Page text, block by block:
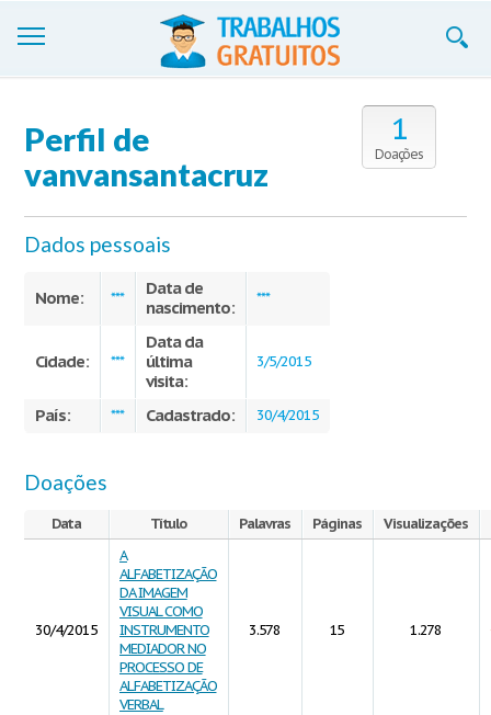
Cadastre-se
Blog
Contate-nos
1
Doações
Perfil de
vanvansantacruz
Dados pessoais
Nome: ***
Data de
nascimento:
***
Cidade: ***
Data da
última
visita:
3/5/2015
País: *** Cadastrado: 30/4/2015
Doações
Data Título Palavras Páginas Visualizações
30/4/2015
A
ALFABETIZAÇÃO
DA IMAGEM
VISUAL COMO
INSTRUMENTO
MEDIADOR NO
PROCESSO DE
ALFABETIZAÇÃO
VERBAL
3.578 15 1.278